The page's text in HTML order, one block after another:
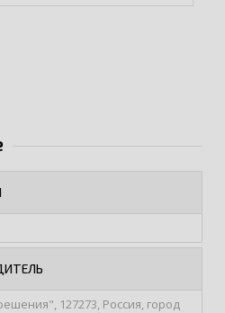
127273, Россия, город